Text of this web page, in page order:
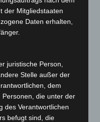
der Mitgliedstaaten
Daten erhalten,
juristische Person,
Stelle außer der
dem
die unter der
des Verantwortlichen
befugt sind, die